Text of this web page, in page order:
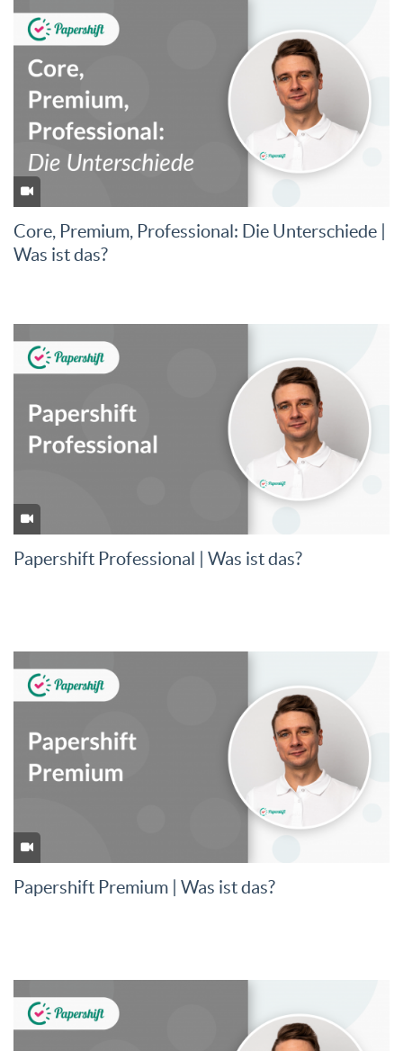
Core, Premium, Professional: Die Unterschiede |
Was ist das?
Papershift Professional | Was ist das?
Papershift Premium | Was ist das?